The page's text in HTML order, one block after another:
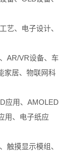
艺、电子设计、
AR/VR设备、车
家居、物联网科
应用、AMOLED
用、电子纸应
触摸显示模组、